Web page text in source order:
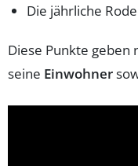
Die jährliche
Diese Punkte geben
seine Einwohner